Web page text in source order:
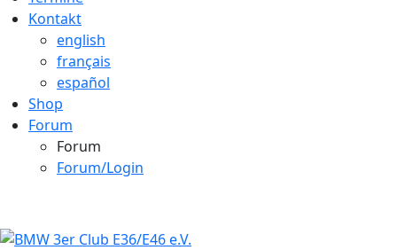
Kontakt
english
français
español
Shop
Forum
Forum
Forum/Login